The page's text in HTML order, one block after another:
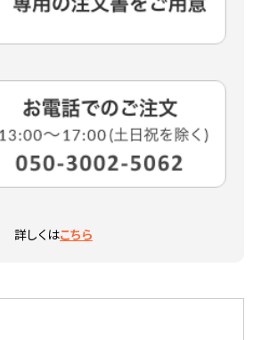
詳しくはこちら